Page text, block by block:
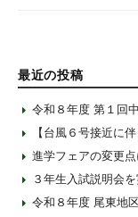
最近の投稿
令和８年度 第１回
【台風６号接近に
進学フェアの変更
３年生入試説明会
令和８年度 尾東地